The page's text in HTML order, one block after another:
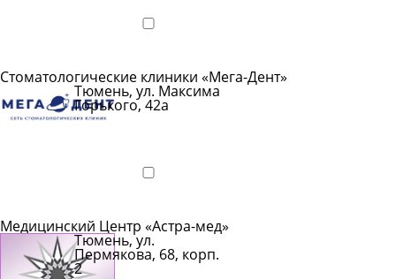
Стоматологические клиники «Мега-Дент»
Тюмень, ул. Максима
Горького, 42а
Медицинский Центр «Астра-мед»
Тюмень, ул.
Пермякова, 68, корп.
2